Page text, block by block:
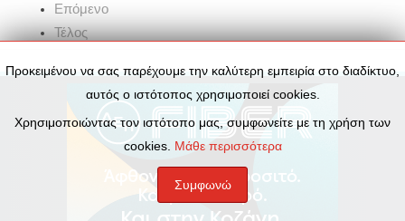
Επόμενο
Τέλος
Προκειμένου να σας παρέχουμε την καλύτερη εμπειρία στο διαδίκτυο,
αυτός ο ιστότοπος χρησιμοποιεί cookies.
Χρησιμοποιώντας τον ιστότοπο μας, συμφωνείτε με τη χρήση των
cookies. Μάθε περισσότερα
Συμφωνώ